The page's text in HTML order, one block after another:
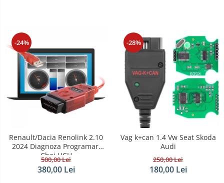
-24%
Renault/Dacia Renolink 2.10
2024 Diagnoza Programari
Chei UCH
500,00 Lei
380,00 Lei
-28%
Vag k+can 1.4 Vw Seat Skoda
Audi
250,00 Lei
180,00 Lei